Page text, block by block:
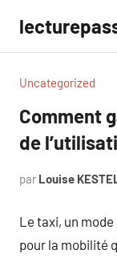
contenu
Uncategorized
Comment
de
par Louise
Le taxi, un
pour la mobilité